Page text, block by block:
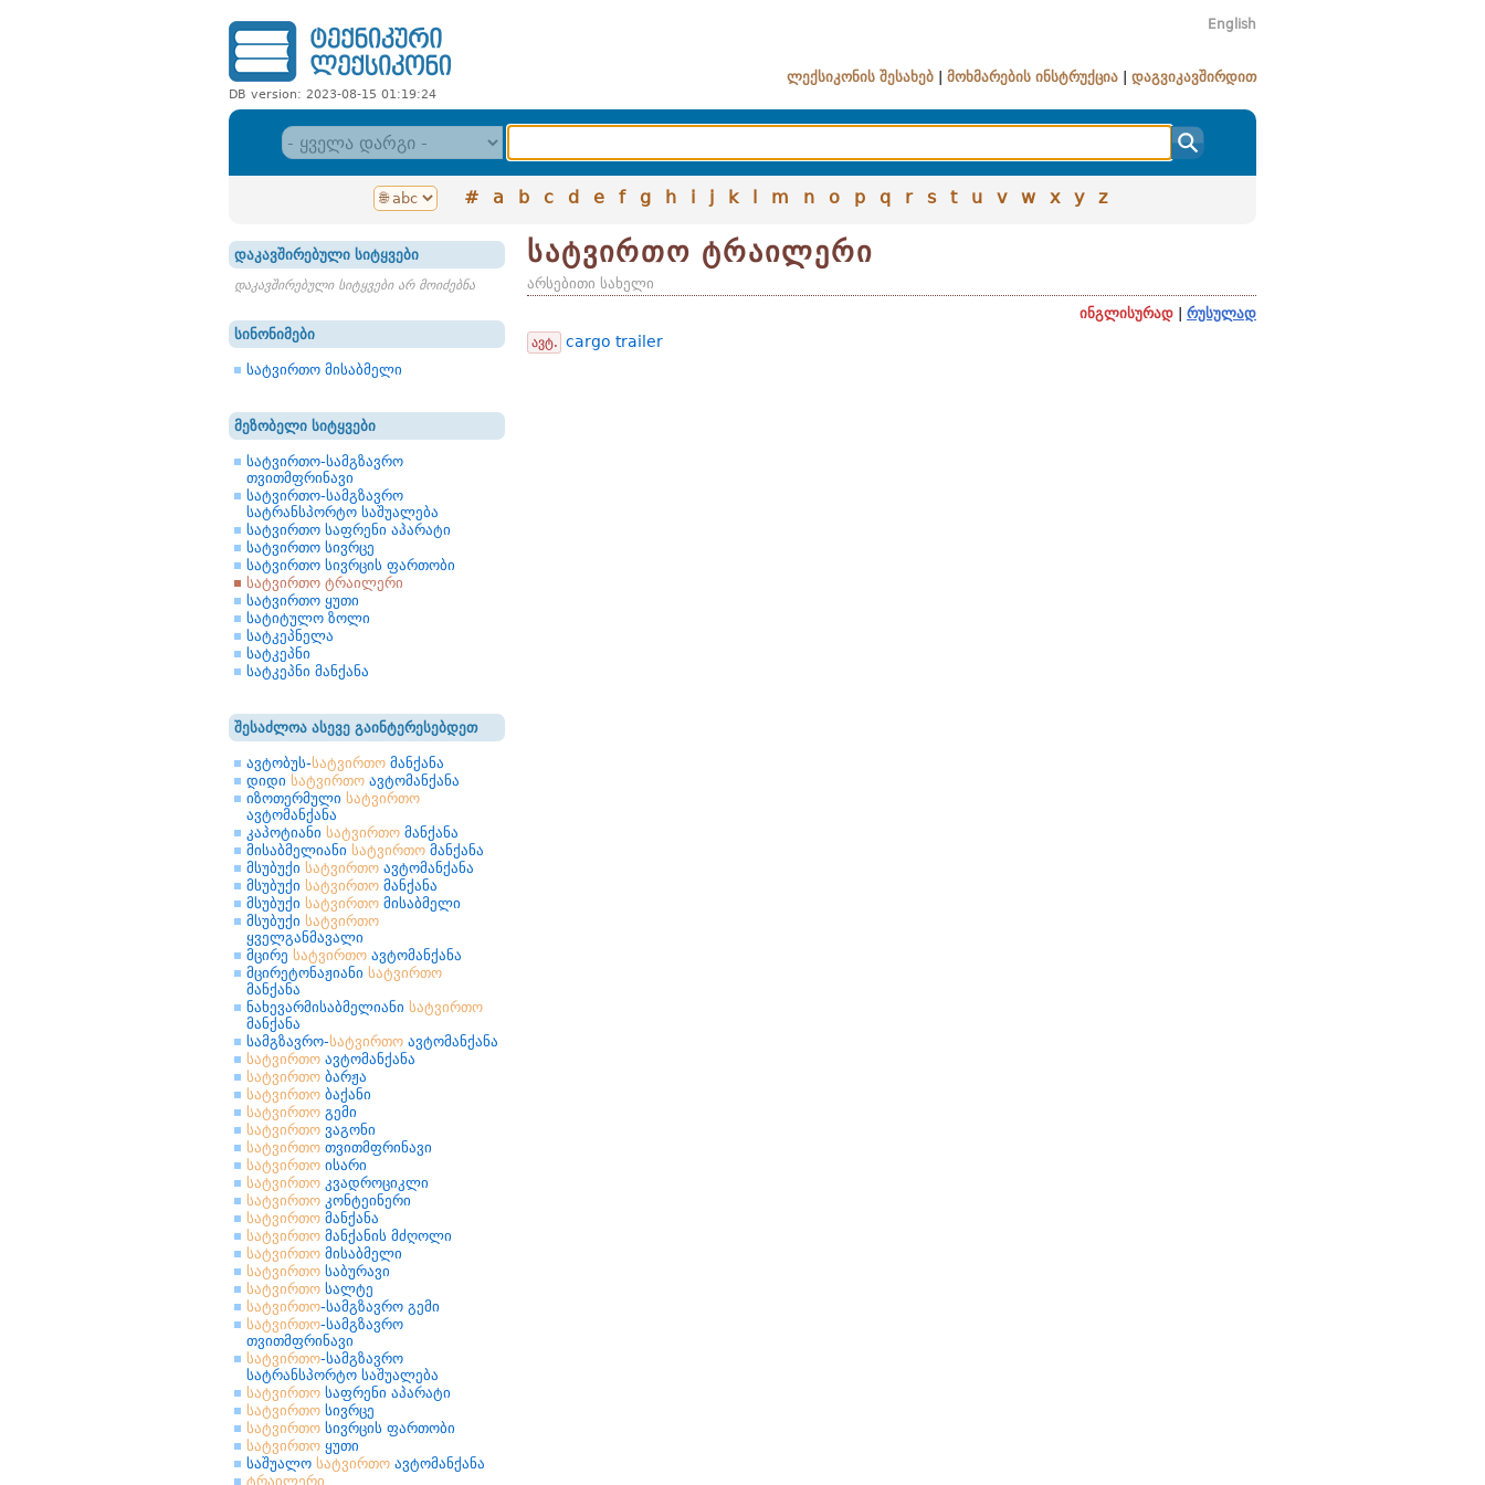
DB version: 2023-08-15 01:19:24
English
ლექსიკონის შესახებ მოხმარების ინსტრუქცია დაგვიკავშირდით
# a b c d e f g h i j k l m n o p q r s t u v w x y z
დაკავშირებული სიტყვები
დაკავშირებული სიტყვები არ მოიძებნა
სინონიმები
სატვირთო მისაბმელი
მეზობელი სიტყვები
სატვირთო-სამგზავრო
თვითმფრინავი
სატვირთო-სამგზავრო
სატრანსპორტო საშუალება
სატვირთო საფრენი აპარატი
სატვირთო სივრცე
სატვირთო სივრცის ფართობი
სატვირთო ტრაილერი
სატვირთო ყუთი
სატიტულო ზოლი
სატკეპნელა
სატკეპნი
სატკეპნი მანქანა
შესაძლოა ასევე გაინტერესებდეთ
ავტობუს-სატვირთო მანქანა
დიდი სატვირთო ავტომანქანა
იზოთერმული სატვირთო
ავტომანქანა
კაპოტიანი სატვირთო მანქანა
მისაბმელიანი სატვირთო მანქანა
მსუბუქი სატვირთო ავტომანქანა
მსუბუქი სატვირთო მანქანა
მსუბუქი სატვირთო მისაბმელი
მსუბუქი სატვირთო
ყველგანმავალი
მცირე სატვირთო ავტომანქანა
მცირეტონაჟიანი სატვირთო
მანქანა
ნახევარმისაბმელიანი სატვირთო
მანქანა
სამგზავრო-სატვირთო ავტომანქანა
სატვირთო ავტომანქანა
სატვირთო ბარჟა
სატვირთო ბაქანი
სატვირთო გემი
სატვირთო ვაგონი
სატვირთო თვითმფრინავი
სატვირთო ისარი
სატვირთო კვადროციკლი
სატვირთო კონტეინერი
სატვირთო მანქანა
სატვირთო მანქანის მძღოლი
სატვირთო მისაბმელი
სატვირთო საბურავი
სატვირთო სალტე
სატვირთო-სამგზავრო გემი
სატვირთო-სამგზავრო
თვითმფრინავი
სატვირთო-სამგზავრო
სატრანსპორტო საშუალება
სატვირთო საფრენი აპარატი
სატვირთო სივრცე
სატვირთო სივრცის ფართობი
სატვირთო ყუთი
საშუალო სატვირთო ავტომანქანა
ტრაილერი
სატვირთო ტრაილერი
არსებითი სახელი
ინგლისურად
რუსულად
ავტ. cargo trailer